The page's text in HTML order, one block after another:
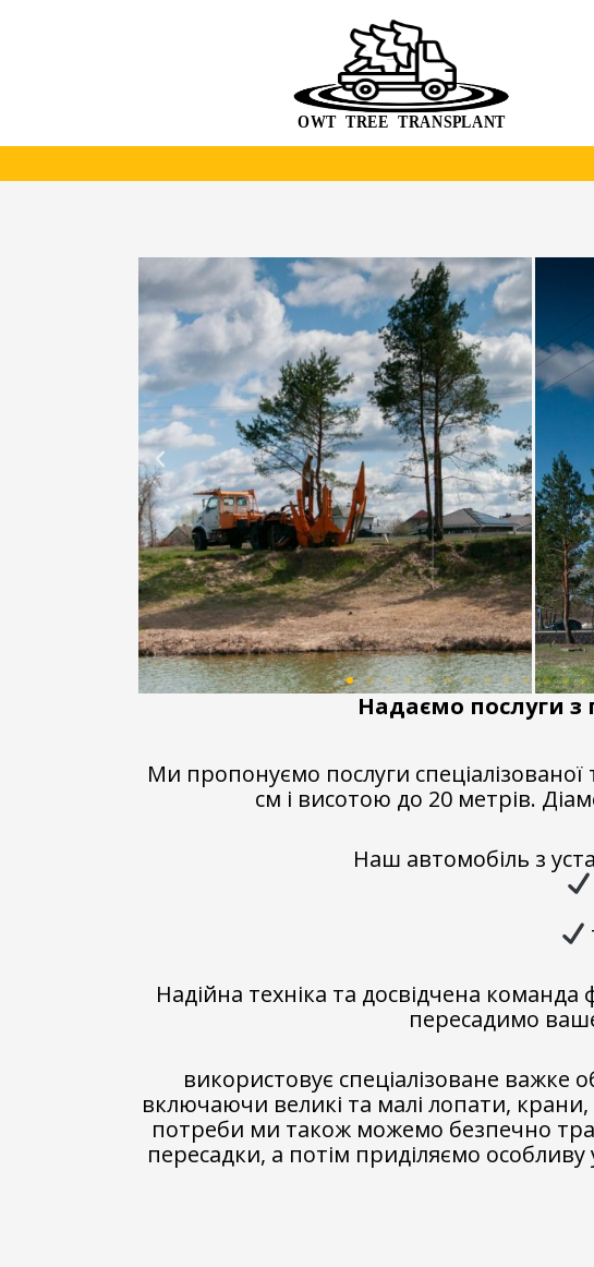
Надаємо послуги з
Ми пропонуємо послуги
см і висотою до 20 метрів.
Наш автомобіль з
Надійна техніка та досвідчена
пересадимо
використовує спеціалізоване
включаючи великі та малі лопати,
потреби ми також можемо безпечно
пересадки, а потім приділяємо